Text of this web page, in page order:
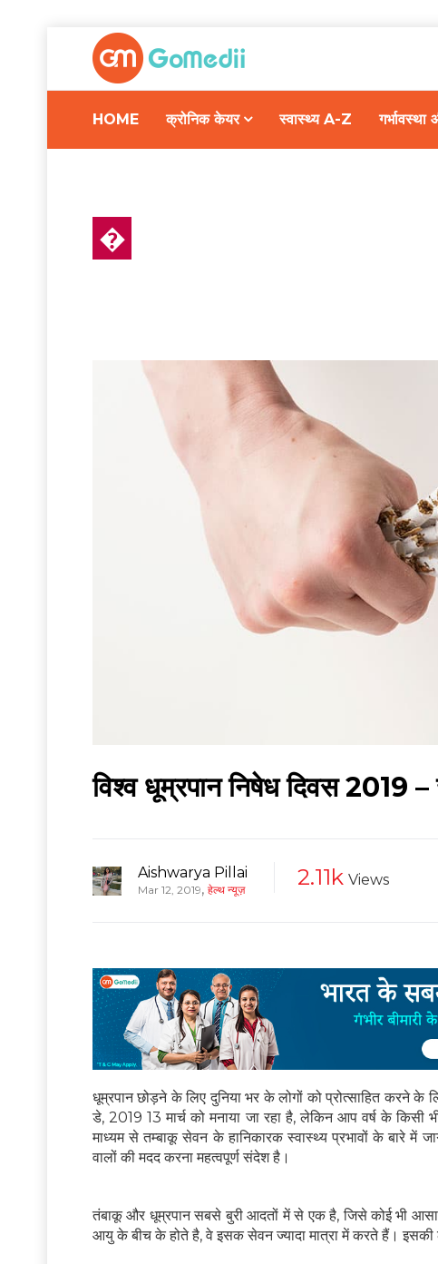
HOME क्रोनिक केयर स्वास्थ्य A-Z गर्भावस्था
�
विश्व धूम्रपान निषेध दिवस 2019
Aishwarya Pillai
Mar 12, 2019, हेल्थ न्यूज़ 2.11k Views
धूम्रपान छोड़ने के लिए दुनिया भर के लोगों को प्रोत्साहित करने के
डे, 2019 13 मार्च को मनाया जा रहा है, लेकिन आप वर्ष के किसी
माध्यम से तम्बाकू सेवन के हानिकारक स्वास्थ्य प्रभावों के बारे
वालों की मदद करना महत्वपूर्ण संदेश है।
तंबाकू और धूम्रपान सबसे बुरी आदतों में से एक है, जिसे कोई भी
आयु के बीच के होते है, वे इसक सेवन ज्यादा मात्रा में करते हैं। इसकी